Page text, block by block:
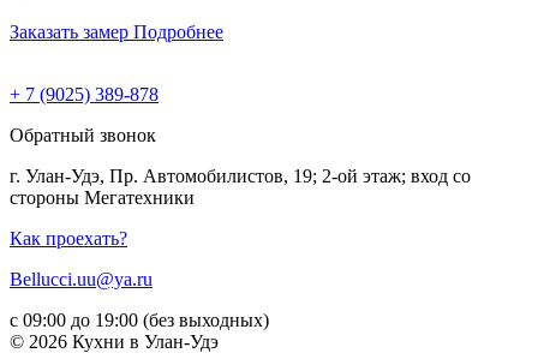
Заказать замер Подробнее
+ 7 (9025) 389-878
Обратный звонок
г. Улан-Удэ, Пр. Автомобилистов, 19; 2-ой этаж; вход со
стороны Мегатехники
Как проехать?
Bellucci.uu@ya.ru
с 09:00 до 19:00 (без выходных)
© 2026 Кухни в Улан-Удэ